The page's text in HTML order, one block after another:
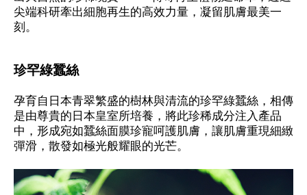
尖端科研牽出細胞再生的高效力量，凝留肌膚最美一
刻。
珍罕綠蠶絲
孕育自日本青翠繁盛的樹林與清流的珍罕綠蠶絲，相傳
是由尊貴的日本皇室所培養，將此珍稀成分注入產品
中，形成宛如蠶絲面膜珍寵呵護肌膚，讓肌膚重現細緻
彈滑，散發如極光般耀眼的光芒。